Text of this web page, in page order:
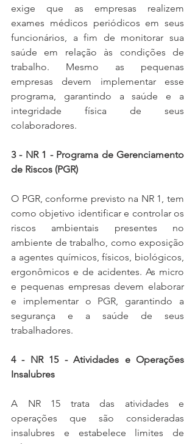
exige que as empresas realizem
exames médicos periódicos em seus
funcionários, a fim de monitorar sua
saúde em relação às condições de
trabalho. Mesmo as pequenas
empresas devem implementar esse
programa, garantindo a saúde e a
integridade física de seus
colaboradores.
3 - NR 1 - Programa de Gerenciamento
de Riscos (PGR)
O PGR, conforme previsto na NR 1, tem
como objetivo identificar e controlar os
riscos ambientais presentes no
ambiente de trabalho, como exposição
a agentes químicos, físicos, biológicos,
ergonômicos e de acidentes. As micro
e pequenas empresas devem elaborar
e implementar o PGR, garantindo a
segurança e a saúde de seus
trabalhadores.
4 - NR 15 - Atividades e Operações
Insalubres
A NR 15 trata das atividades e
operações que são consideradas
insalubres e estabelece limites de